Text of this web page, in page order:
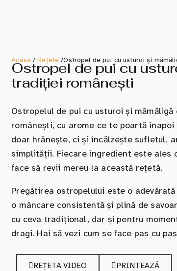
Acasa/Rețete /Ostropel de pui cu usturoi și
Ostropel de pui cu
tradiției românești
Ostropelul de pui cu usturoi și
românești, cu arome ce te poartă
doar hrănește, ci și încălzește sufletul,
simplității. Fiecare ingredient este ales
face să revii mereu la această rețetă.
Pregătirea ostropelului este o
o mâncare consistentă și plină de
cu ceva tradițional, dar și pentru
dragi. Hai să vezi cum se face pas cu
REȚETA VIDEO PRINTEAZĂ